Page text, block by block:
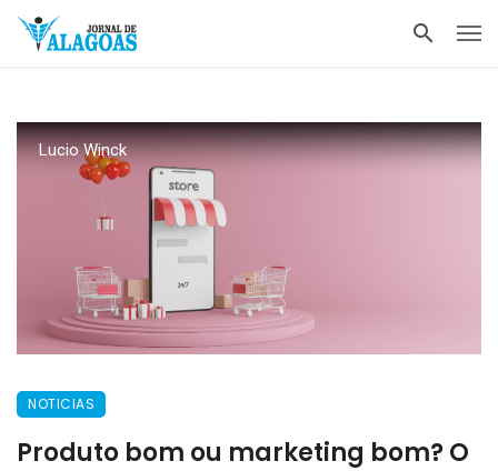
Lucio Winck
NOTICIAS
Produto bom ou marketing bom? O